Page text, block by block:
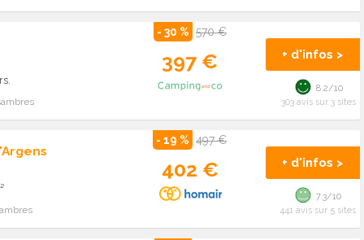
- 30 % 570 €
397 € + d'infos >
8.2/10
303 avis sur 3 sites
- 19 % 497 €
402 € + d'infos >
7.3/10
441 avis sur 5 sites